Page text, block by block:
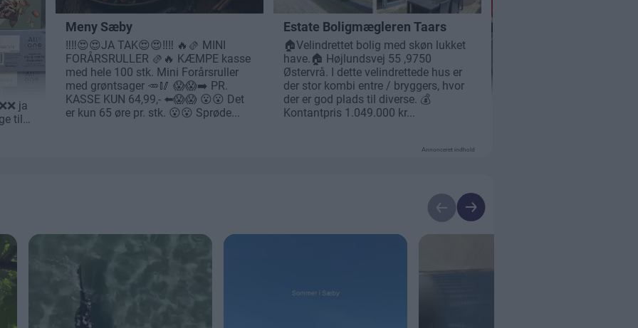
Annonceret indhold